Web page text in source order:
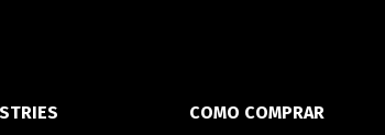
COMO COMPRAR